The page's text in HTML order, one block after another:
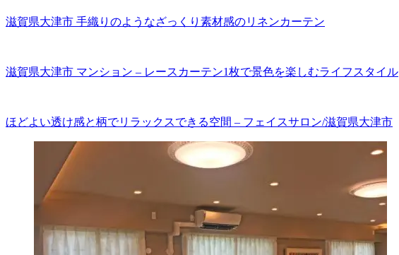
滋賀県大津市 手織りのようなざっくり素材感のリネンカーテン
滋賀県大津市 マンション – レースカーテン1枚で景色を楽しむライフスタイル
ほどよい透け感と柄でリラックスできる空間 – フェイスサロン/滋賀県大津市